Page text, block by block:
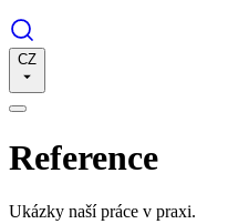
CZ
Reference
Ukázky naší práce v praxi.